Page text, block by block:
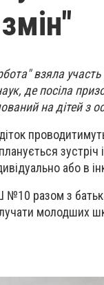
взяла
де посіла
на дітей з
зустріч
або в
№10 разом з
молодших